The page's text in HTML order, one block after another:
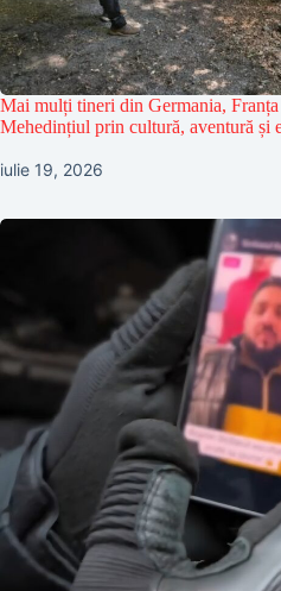
Mai mulți tineri din Germania, Franța
Mehedințiul prin cultură, aventură și
iulie 19, 2026